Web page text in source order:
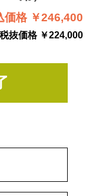
価格 ￥246,400
税抜価格 ￥224,000